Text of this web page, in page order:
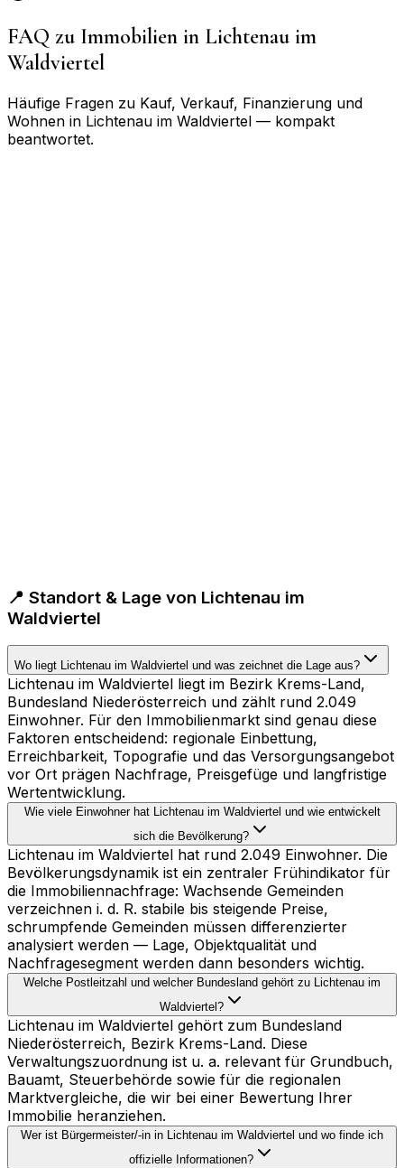
FAQ zu Immobilien in Lichtenau im
Waldviertel
Häufige Fragen zu Kauf, Verkauf, Finanzierung und
Wohnen in Lichtenau im Waldviertel — kompakt
beantwortet.
📍 Standort & Lage von Lichtenau im
Waldviertel
Wo liegt Lichtenau im Waldviertel und was zeichnet die Lage aus?
Lichtenau im Waldviertel liegt im Bezirk Krems-Land,
Bundesland Niederösterreich und zählt rund 2.049
Einwohner. Für den Immobilienmarkt sind genau diese
Faktoren entscheidend: regionale Einbettung,
Erreichbarkeit, Topografie und das Versorgungsangebot
vor Ort prägen Nachfrage, Preisgefüge und langfristige
Wertentwicklung.
Wie viele Einwohner hat Lichtenau im Waldviertel und wie entwickelt
sich die Bevölkerung?
Lichtenau im Waldviertel hat rund 2.049 Einwohner. Die
Bevölkerungsdynamik ist ein zentraler Frühindikator für
die Immobiliennachfrage: Wachsende Gemeinden
verzeichnen i. d. R. stabile bis steigende Preise,
schrumpfende Gemeinden müssen differenzierter
analysiert werden — Lage, Objektqualität und
Nachfragesegment werden dann besonders wichtig.
Welche Postleitzahl und welcher Bundesland gehört zu Lichtenau im
Waldviertel?
Lichtenau im Waldviertel gehört zum Bundesland
Niederösterreich, Bezirk Krems-Land. Diese
Verwaltungszuordnung ist u. a. relevant für Grundbuch,
Bauamt, Steuerbehörde sowie für die regionalen
Marktvergleiche, die wir bei einer Bewertung Ihrer
Immobilie heranziehen.
Wer ist Bürgermeister/-in in Lichtenau im Waldviertel und wo finde ich
offizielle Informationen?